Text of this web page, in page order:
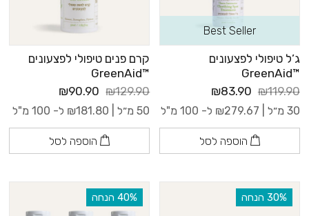
Best Seller
ג’ל טיפולי לפצעונים
™GreenAid
₪119.90
₪83.90
30 מ״ל | ₪279.67 ל- 100 מ"ל
הוספה לסל
קרם פנים טיפולי לפצעונים
™GreenAid
₪129.90
₪90.90
50 מ״ל | ₪181.80 ל- 100 מ"ל
הוספה לסל
‫30% הנחה ‫40% הנחה